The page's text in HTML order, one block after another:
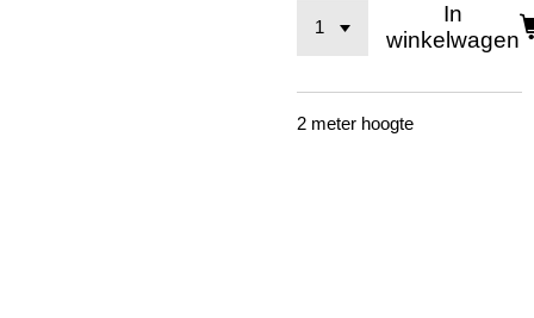
In
winkelwagen
2 meter hoogte